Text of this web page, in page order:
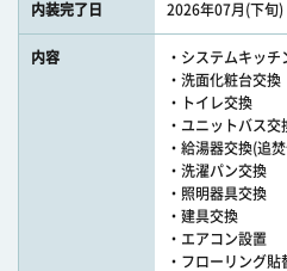
内装完了日 2026年07月(下旬)
内容
・システムキッチ
・洗面化粧台交換
・トイレ交換
・ユニットバス
・給湯器交換(追
・洗濯パン交換
・照明器具交換
・建具交換
・エアコン設置
・フローリング貼